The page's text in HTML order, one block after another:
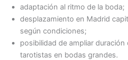
adaptación al ritmo de la boda;
desplazamiento en Madrid
según condiciones;
posibilidad de ampliar
tarotistas en bodas grandes.